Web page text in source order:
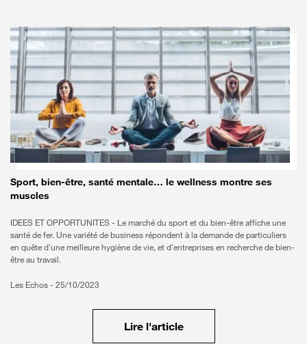
Sport, bien-être, santé mentale… le wellness montre ses
muscles
IDEES ET OPPORTUNITES - Le marché du sport et du bien-être affiche une
santé de fer. Une variété de business répondent à la demande de particuliers
en quête d'une meilleure hygiène de vie, et d'entreprises en recherche de bien-
être au travail.
Les Echos - 25/10/2023
Lire l'article